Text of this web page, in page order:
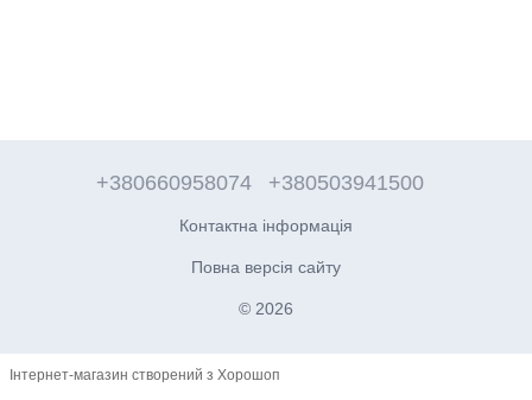
+380660958074 +380503941500
Контактна інформація
Повна версія сайту
© 2026
Інтернет-магазин створений з Хорошоп